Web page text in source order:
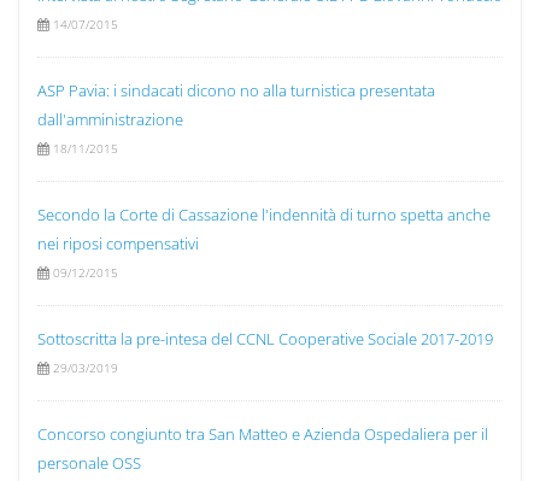
14/07/2015
ASP Pavia: i sindacati dicono no alla turnistica presentata
dall'amministrazione
18/11/2015
Secondo la Corte di Cassazione l'indennità di turno spetta anche
nei riposi compensativi
09/12/2015
Sottoscritta la pre-intesa del CCNL Cooperative Sociale 2017-2019
29/03/2019
Concorso congiunto tra San Matteo e Azienda Ospedaliera per il
personale OSS